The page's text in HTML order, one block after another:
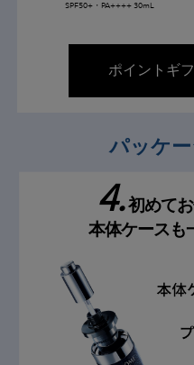
SPF50+・PA++++ 30mL
ポイントギ
パッケ
4.初めてお
本体ケースも